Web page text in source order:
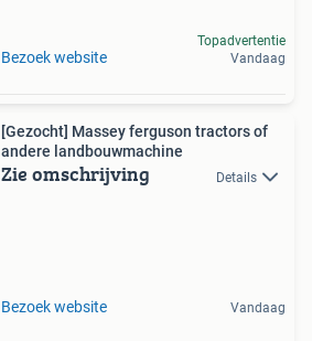
Bezoek website
Topadvertentie
Vandaag
[Gezocht] Massey ferguson tractors of
andere landbouwmachine
Zie omschrijving Details
Bezoek website Vandaag